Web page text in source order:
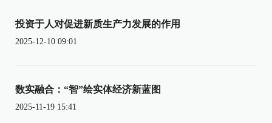
投资于人对促进新质生产力发展的作用
2025-12-10 09:01
数实融合：“智”绘实体经济新蓝图
2025-11-19 15:41